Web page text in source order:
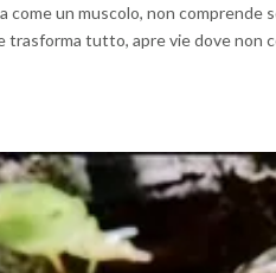
come un muscolo, non comprende
trasforma tutto, apre vie dove non